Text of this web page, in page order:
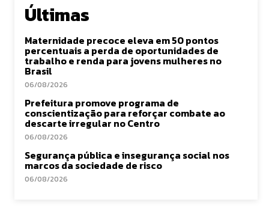
Últimas
Maternidade precoce eleva em 50 pontos
percentuais a perda de oportunidades de
trabalho e renda para jovens mulheres no
Brasil
06/08/2026
Prefeitura promove programa de
conscientização para reforçar combate ao
descarte irregular no Centro
06/08/2026
Segurança pública e insegurança social nos
marcos da sociedade de risco
06/08/2026